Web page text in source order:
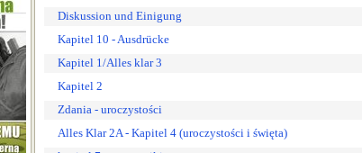
Diskussion und Einigung
Kapitel 10 - Ausdrücke
Kapitel 1/Alles klar 3
Kapitel 2
Zdania - uroczystości
Alles Klar 2A - Kapitel 4 (uroczystości i święta)